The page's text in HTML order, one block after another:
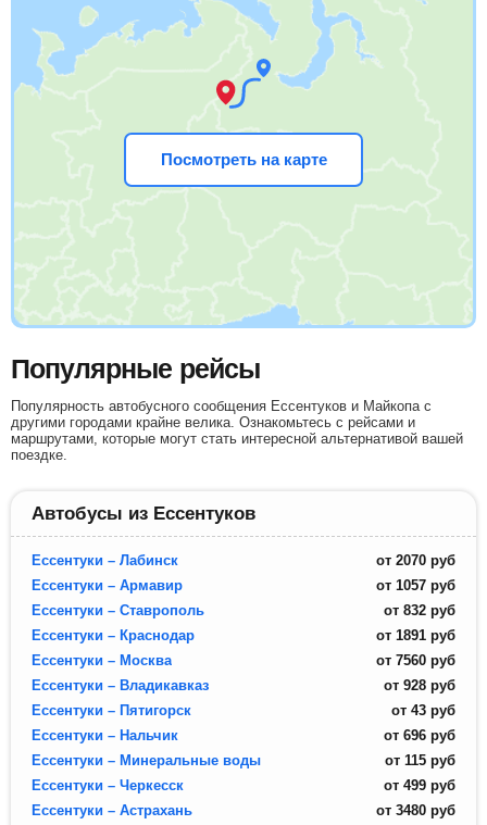
Посмотреть на карте
Популярные рейсы
Популярность автобусного сообщения Ессентуков и Майкопа с
другими городами крайне велика. Ознакомьтесь с рейсами и
маршрутами, которые могут стать интересной альтернативой вашей
поездке.
Автобусы из Ессентуков
Ессентуки – Лабинск от 2070 руб
Ессентуки – Армавир
от 1057 руб
Ессентуки – Ставрополь
от 832 руб
Ессентуки – Краснодар
от 1891 руб
Ессентуки – Москва
от 7560 руб
Ессентуки – Владикавказ
от 928 руб
Ессентуки – Пятигорск
от 43 руб
Ессентуки – Нальчик
от 696 руб
Ессентуки – Минеральные воды
от 115 руб
Ессентуки – Черкесск
от 499 руб
Ессентуки – Астрахань
от 3480 руб